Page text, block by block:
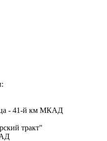
- 41-й км МКАД
тракт"